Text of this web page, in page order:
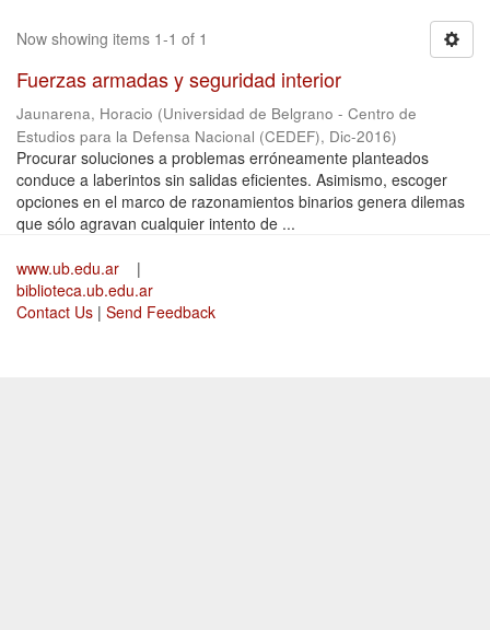
Now showing items 1-1 of 1
Fuerzas armadas y seguridad interior
Jaunarena, Horacio (Universidad de Belgrano - Centro de
Estudios para la Defensa Nacional (CEDEF), Dic-2016)
Procurar soluciones a problemas erróneamente planteados
conduce a laberintos sin salidas eficientes. Asimismo, escoger
opciones en el marco de razonamientos binarios genera dilemas
que sólo agravan cualquier intento de ...
www.ub.edu.ar
|
biblioteca.ub.edu.ar
Contact Us | Send Feedback